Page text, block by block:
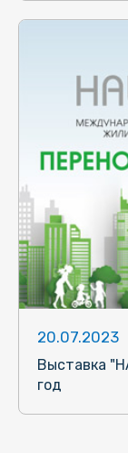
20.07.2023
Выставка
год